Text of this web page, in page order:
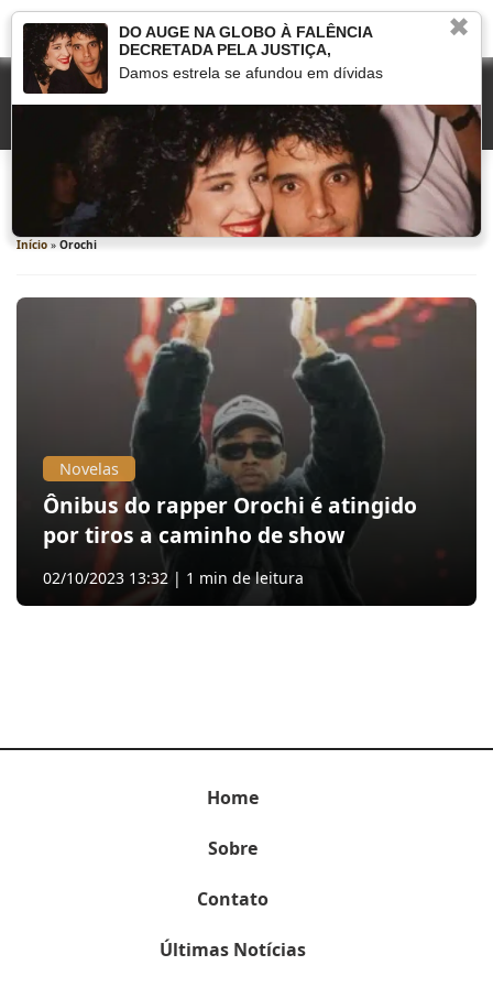
Orochi
Início » Orochi
Novelas
Ônibus do rapper Orochi é atingido
por tiros a caminho de show
02/10/2023 13:32 | 1 min de leitura
Home
Sobre
Contato
Últimas Notícias
✖
DO AUGE NA GLOBO À FALÊNCIA
DECRETADA PELA JUSTIÇA,
Damos estrela se afundou em dívidas